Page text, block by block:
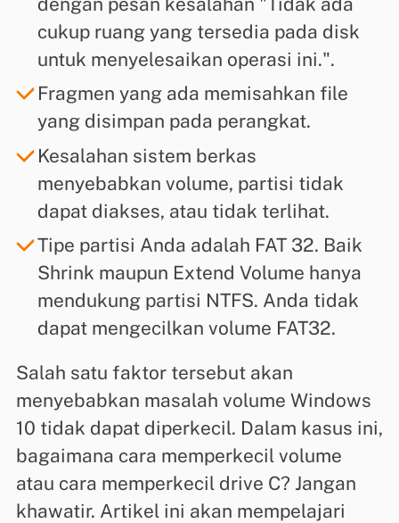
cukup ruang yang tersedia pada disk
untuk menyelesaikan operasi ini.".
Fragmen yang ada memisahkan file
yang disimpan pada perangkat.
Kesalahan sistem berkas
menyebabkan volume, partisi tidak
dapat diakses, atau tidak terlihat.
Tipe partisi Anda adalah FAT 32. Baik
Shrink maupun Extend Volume hanya
mendukung partisi NTFS. Anda tidak
dapat mengecilkan volume FAT32.
Salah satu faktor tersebut akan
menyebabkan masalah volume Windows
10 tidak dapat diperkecil. Dalam kasus ini,
bagaimana cara memperkecil volume
atau cara memperkecil drive C? Jangan
khawatir. Artikel ini akan mempelajari